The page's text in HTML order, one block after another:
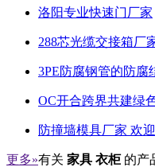
洛阳专业快速门厂家
288芯光缆交接箱厂
3PE防腐钢管的防腐
OC开合跨界共建绿
防撞墙模具厂家 欢
更多»有关 家具 衣柜 的产